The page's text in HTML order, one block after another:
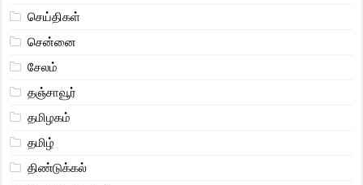
செய்திகள்
சென்னை
சேலம்
தஞ்சாவூர்
தமிழகம்
தமிழ்
திண்டுக்கல்